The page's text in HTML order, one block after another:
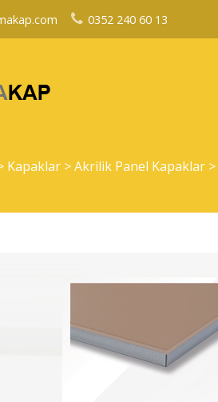
0352 240 60 13
Kapaklar >Akrilik Panel Kapaklar >